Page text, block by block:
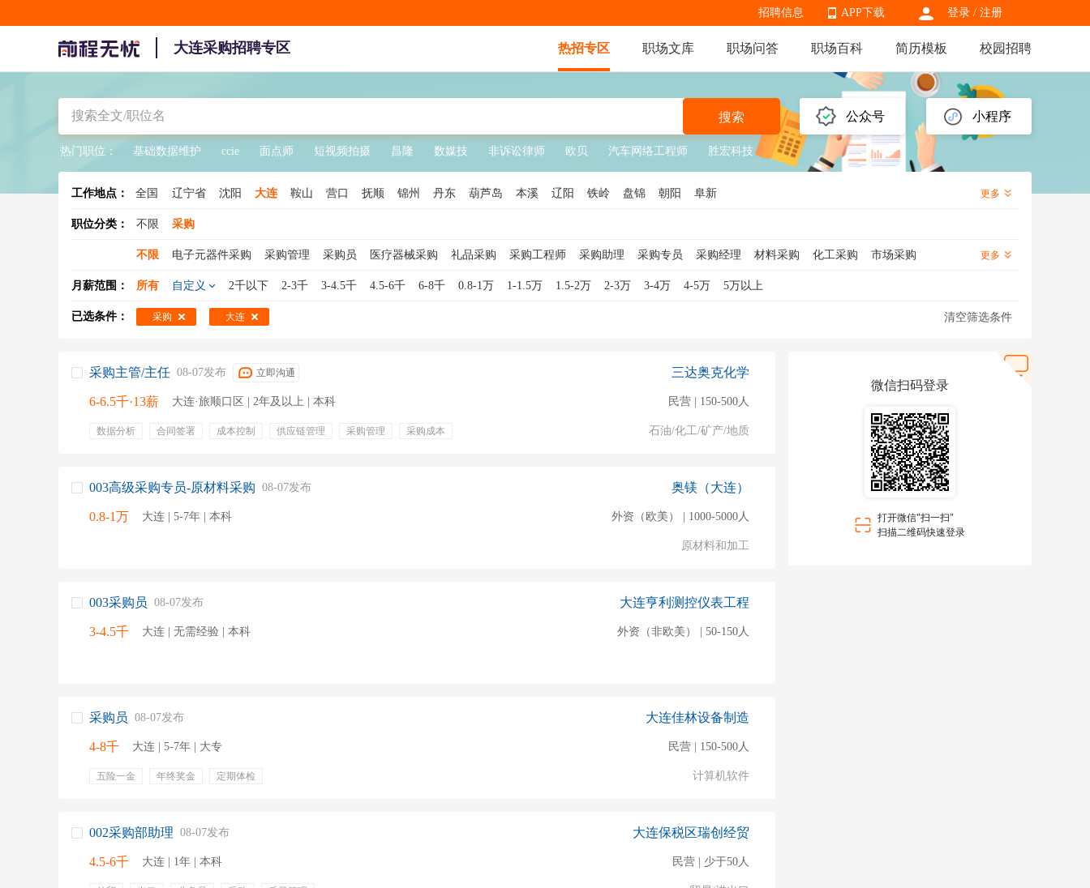
登录 / 注册
APP下载
APP下载
招聘信息
大连采购招聘专区 热招专区 职场文库 职场问答 职场百科 简历模板 校园招聘
公众号 小程序
搜索
热门职位： 基础数据维护 ccie 面点师 短视频拍摄 昌隆 数媒技 非诉讼律师 欧贝 汽车网络工程师 胜宏科技
工作地点： 全国 辽宁省 沈阳 大连 鞍山 营口 抚顺 锦州 丹东 葫芦岛 本溪 辽阳 铁岭 盘锦 朝阳 阜新 更多
职位分类： 不限 采购
不限 电子元器件采购 采购管理 采购员 医疗器械采购 礼品采购 采购工程师 采购助理 采购专员 采购经理 材料采购 化工采购
市场采购
mro采购
元器件采购 零星采购 采购总监 物资采购 工业品采购 芯片采购 电商采购 服装采购 药品采购 采购数据分析
更多
月薪范围： 所有 自定义 2千以下 2-3千 3-4.5千 4.5-6千 6-8千 0.8-1万 1-1.5万 1.5-2万 2-3万 3-4万 4-5万 5万以上
已选条件： 采购 大连 清空筛选条件
采购主管/主任 08-07发布 立即沟通
6-6.5千·13薪 大连·旅顺口区 | 2年及以上 | 本科
数据分析 合同签署 成本控制 供应链管理 采购管理
采购成本
三达奥克化学
民营 | 150-500人
石油/化工/矿产/地质
003高级采购专员-原材料采购 08-07发布
0.8-1万 大连 | 5-7年 | 本科
奥镁（大连）
外资（欧美） | 1000-5000人
原材料和加工
003采购员 08-07发布
3-4.5千 大连 | 无需经验 | 本科
大连亨利测控仪表工程
外资（非欧美） | 50-150人
采购员 08-07发布
4-8千 大连 | 5-7年 | 大专
五险一金 年终奖金 定期体检
大连佳林设备制造
民营 | 150-500人
计算机软件
002采购部助理 08-07发布
4.5-6千 大连 | 1年 | 本科
大连保税区瑞创经贸
民营 | 少于50人
微信扫码登录
打开微信"扫一扫"
扫描二维码快速登录